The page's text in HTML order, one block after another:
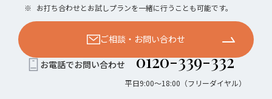
※ お打ち合わせとお試しプランを一緒に行うことも可能です。
ご相談・お問い合わせ
お電話でお問い合わせ 0120-339-332
平日9:00〜18:00（フリーダイヤル）